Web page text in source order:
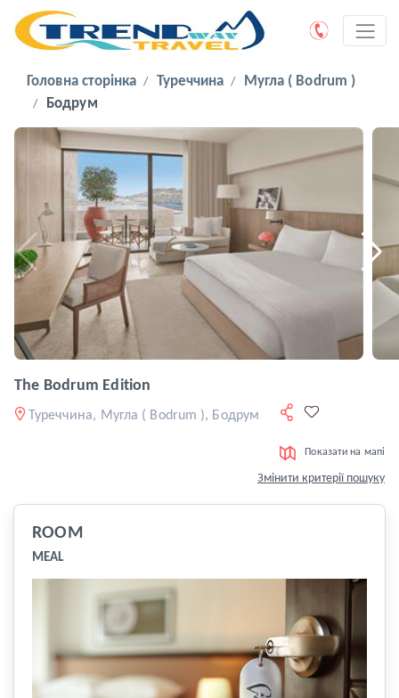
Головна сторінка Туреччина
Мугла ( Bodrum )
Бодрум
The Bodrum Edition
Туреччина, Мугла ( Bodrum ), Бодрум
Показати на мапі
Змінити критерії пошуку
ROOM
MEAL